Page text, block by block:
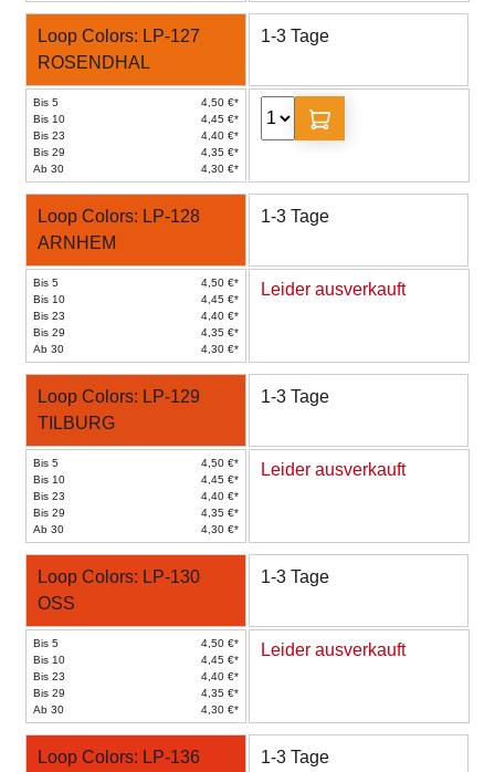
Loop Colors: LP-127
ROSENDHAL
1-3 Tage
Bis 5
4,50 €*
Bis 10
4,45 €*
Bis 23
4,40 €*
Bis 29
4,35 €*
Ab 30
4,30 €*
Loop Colors: LP-128
ARNHEM
1-3 Tage
Bis 5
4,50 €*
Bis 10
4,45 €*
Bis 23
4,40 €*
Bis 29
4,35 €*
Ab 30
4,30 €*
Leider ausverkauft
Loop Colors: LP-129
TILBURG
1-3 Tage
Bis 5
4,50 €*
Bis 10
4,45 €*
Bis 23
4,40 €*
Bis 29
4,35 €*
Ab 30
4,30 €*
Leider ausverkauft
Loop Colors: LP-130
OSS
1-3 Tage
Bis 5
4,50 €*
Bis 10
4,45 €*
Bis 23
4,40 €*
Bis 29
4,35 €*
Ab 30
4,30 €*
Leider ausverkauft
Loop Colors: LP-136
1-3 Tage